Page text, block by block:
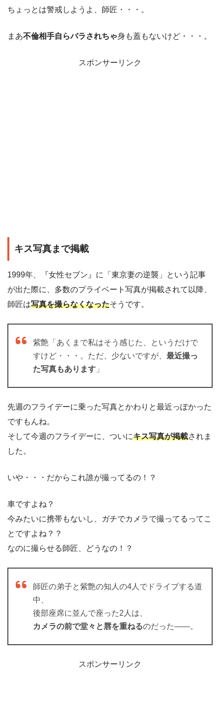
ちょっとは警戒しようよ、師匠・・・。
まあ不倫相手自らバラされちゃ身も蓋もないけど・・・。
スポンサーリンク
キス写真まで掲載
1999年、『女性セブン』に「東京妻の逆襲」という記事
が出た際に、多数のプライベート写真が掲載されて以降、
師匠は写真を撮らなくなったそうです。
紫艶「あくまで私はそう感じた、というだけで
すけど・・・。ただ、少ないですが、 最近撮っ
た写真もあります 」
先週のフライデーに乗った写真とかわりと最近っぽかった
ですもんね。
そして今週のフライデーに、ついにキス写真が掲載されま
した。
いや・・・だからこれ誰が撮ってるの！？
車ですよね？
今みたいに携帯もないし、ガチでカメラで撮ってるってこ
とですよね？？
なのに撮らせる師匠、どうなの！？
師匠の弟子と紫艶の知人の4人でドライブする道
中、
後部座席に並んで座った2人は、
カメラの前で堂々と唇を重ねるのだった――。
スポンサーリンク